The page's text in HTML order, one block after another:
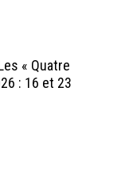
« Quatre
: 16 et 23